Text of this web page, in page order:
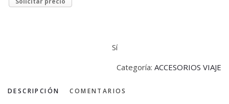
Sí
Categoría: ACCESORIOS VIAJE
DESCRIPCIÓN COMENTARIOS